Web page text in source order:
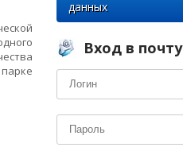
данных
Вход в почту